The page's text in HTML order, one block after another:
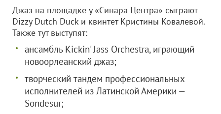
Джаз на площадке у «Синара Центра» сыграют
Dizzy Dutch Duck и квинтет Кристины Ковалевой.
Также тут выступят:
ансамбль Kickin' Jass Orchestra, играющий
новоорлеанский джаз;
творческий тандем профессиональных
исполнителей из Латинской Америки —
Sondesur;